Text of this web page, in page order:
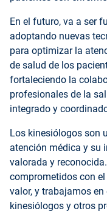
En el futuro, va a ser
adoptando nuevas
para optimizar la
de salud de los
fortaleciendo la
profesionales de la
integrado y
Los kinesiólogos son
atención médica y su
valorada y
comprometidos con
valor, y trabajamos
kinesiólogos y otros